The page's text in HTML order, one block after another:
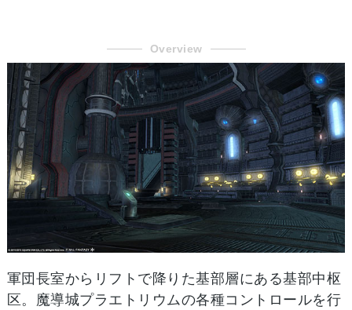
Overview
軍団長室からリフトで降りた基部層にある基部中枢
区。魔導城プラエトリウムの各種コントロールを行